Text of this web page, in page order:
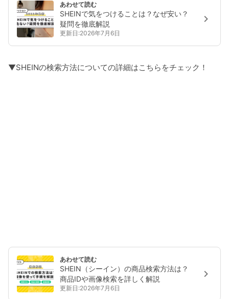
あわせて読む
SHEINで気をつけることは？なぜ安い？
疑問を徹底解説
更新日:2026年7月6日
▼SHEINの検索方法についての詳細はこちらをチェック！
あわせて読む
SHEIN（シーイン）の商品検索方法は？
商品IDや画像検索を詳しく解説
更新日:2026年7月6日